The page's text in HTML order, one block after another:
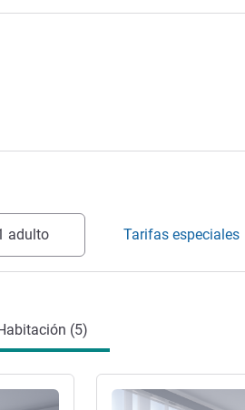
adulto Tarifas especiales
(5)
Más información